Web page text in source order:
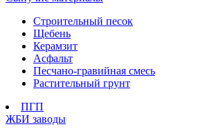
Строительный песок
Щебень
Керамзит
Асфальт
Песчано-гравийная смесь
Растительный грунт
ПГП
ЖБИ заводы